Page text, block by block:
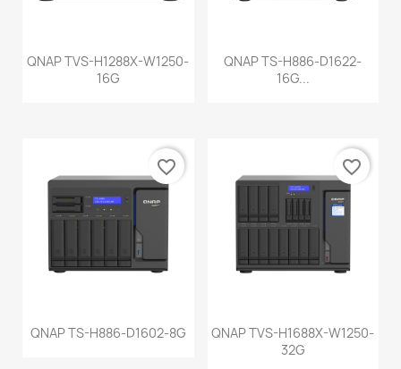
QNAP TVS-H1288X-W1250-
16G
QNAP TS-H886-D1622-
16G...
QNAP TS-H886-D1602-8G
favorite_border
QNAP TVS-H1688X-W1250-
32G
favorite_border